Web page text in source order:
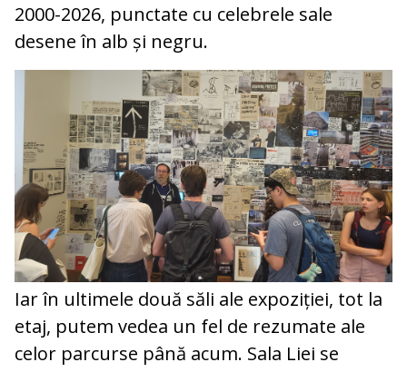
2000-2026, punctate cu celebrele sale
desene în alb și negru.
Iar în ultimele două săli ale expoziției, tot la
etaj, putem vedea un fel de rezumate ale
celor parcurse până acum. Sala Liei se